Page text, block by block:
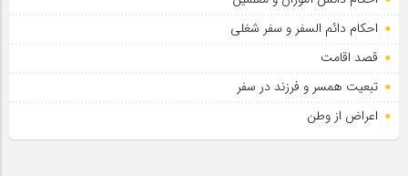
احکام دائم السفر و سفر شغلی
قصد اقامت
تبعیت همسر و فرزند در سفر
اعراض از وطن